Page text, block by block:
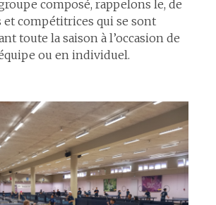
composé, rappelons le, de
compétitrices qui se sont
toute la saison à l’occasion de
ou en individuel.